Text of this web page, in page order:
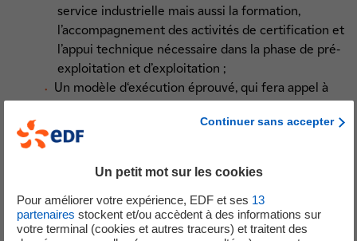
service industrielle mais aussi la formation,
l’accompagnement des activités de certification et
l’appui technique nécessaire dans la phase de pré-
exploitation et d’exploitation ;
Un modèle d‘exécution éprouvé, qui fera appel à
l’ensemble des lots nécessaires, allant de la
conception au combustible nucléaire.
Une démarche de partenariats de long terme
entre les industries nucléaires française et
tchèque, confortée par un processus de
localisation sur mesure, porteur de retombées
Continuer sans accepter
Un petit mot sur les cookies
Pour améliorer votre expérience, EDF et ses 13
partenaires stockent et/ou accèdent à des informations sur
votre terminal (cookies et autres traceurs) et traitent des